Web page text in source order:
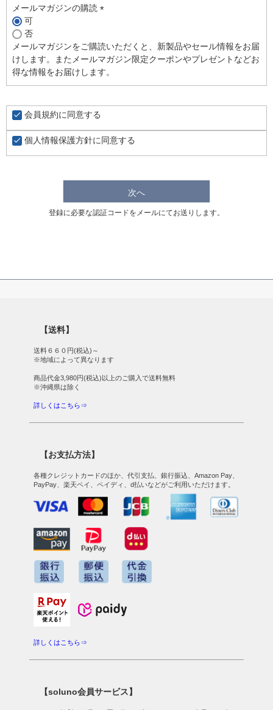
メールマガジンの購読
須
)
可
否
メールマガジンをご購読いただくと、新製品やセール情報をお届
けします。またメールマガジン限定クーポンやプレゼントなどお
得な情報をお届けします。
会員規約に同意する
個人情報保護方針に同意する
次へ
登録に必要な認証コードをメールにてお送りします。
【送料】
送料６６０円(税込)～
※地域によって異なります
商品代金3,980円(税込)以上のご購入で送料無料
※沖縄県は除く
詳しくはこちら⇒
【お支払方法】
各種クレジットカードのほか、代引支払、銀行振込、Amazon Pay、
PayPay、楽天ペイ、ペイディ、d払いなどがご利用いただけます。
詳しくはこちら⇒
【soluno会員サービス】